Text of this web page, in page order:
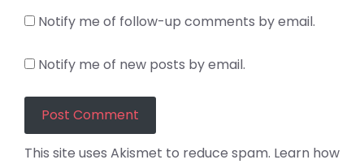
Notify me of follow-up comments by email.
Notify me of new posts by email.
This site uses Akismet to reduce spam. Learn how